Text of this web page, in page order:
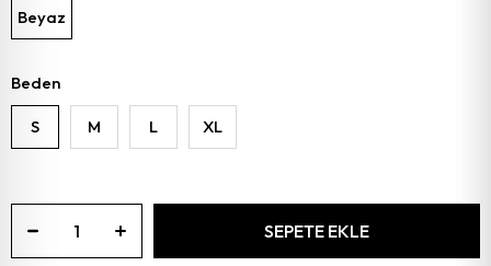
Beyaz
Beden
S M L XL